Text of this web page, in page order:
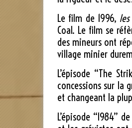
Le film de 1996,
Coal. Le film se
des mineurs ont
village minier
L’épisode “The
concessions sur la
et changeant la
L’épisode “1984”